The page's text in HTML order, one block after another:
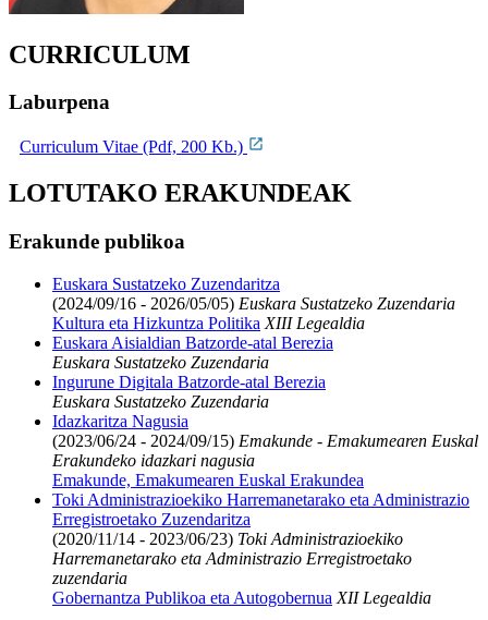
CURRICULUM
Laburpena
Curriculum Vitae (Pdf, 200 Kb.)
LOTUTAKO ERAKUNDEAK
Erakunde publikoa
Euskara Sustatzeko Zuzendaritza
(2024/09/16 - 2026/05/05) Euskara Sustatzeko Zuzendaria
Kultura eta Hizkuntza Politika XIII Legealdia
Euskara Aisialdian Batzorde-atal Berezia
Euskara Sustatzeko Zuzendaria
Ingurune Digitala Batzorde-atal Berezia
Euskara Sustatzeko Zuzendaria
Idazkaritza Nagusia
(2023/06/24 - 2024/09/15) Emakunde - Emakumearen Euskal
Erakundeko idazkari nagusia
Emakunde, Emakumearen Euskal Erakundea
Toki Administrazioekiko Harremanetarako eta Administrazio
Erregistroetako Zuzendaritza
(2020/11/14 - 2023/06/23) Toki Administrazioekiko
Harremanetarako eta Administrazio Erregistroetako
zuzendaria
Gobernantza Publikoa eta Autogobernua XII Legealdia